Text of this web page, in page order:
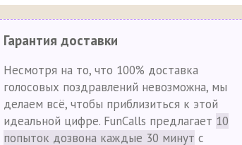
Гарантия доставки
Несмотря на то, что 100% доставка
голосовых поздравлений невозможна, мы
делаем всё, чтобы приблизиться к этой
идеальной цифре. FunCalls предлагает 10
попыток дозвона каждые 30 минут с